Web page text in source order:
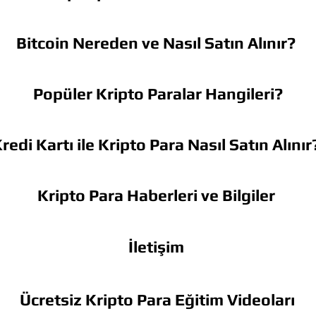
Bitcoin Nereden ve Nasıl Satın Alınır?
Popüler Kripto Paralar Hangileri?
Kartı ile Kripto Para Nasıl Satın
Kripto Para Haberleri ve Bilgiler
İletişim
Ücretsiz Kripto Para Eğitim Videoları